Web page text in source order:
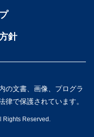
針
の文書、画像、プログラ
律で保護されています。
Reserved.